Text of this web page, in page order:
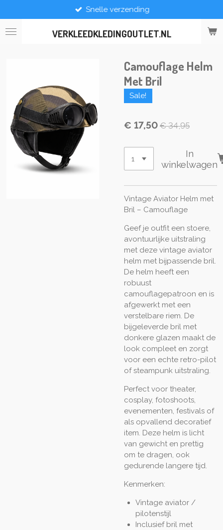
direct
naar
VERKLEEDKLEDINGOUTLET.NL
Snelle verzending
Camouflage Helm
Met Bril
Sale!
€ 17,50 € 34,95
In
winkelwagen
Vintage Aviator Helm met
Bril – Camouflage
Geef je outfit een stoere,
avontuurlijke uitstraling
met deze vintage aviator
helm met bijpassende bril.
De helm heeft een
robuust
camouflagepatroon en is
afgewerkt met een
verstelbare riem. De
bijgeleverde bril met
donkere glazen maakt de
look compleet en zorgt
voor een echte retro-pilot
of steampunk uitstraling.
Perfect voor theater,
cosplay, fotoshoots,
evenementen, festivals of
als opvallend decoratief
item. Deze helm is licht
van gewicht en prettig
om te dragen, ook
gedurende langere tijd.
Kenmerken:
Vintage aviator /
pilotenstijl
Inclusief bril met